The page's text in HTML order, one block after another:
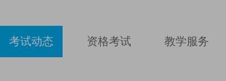
考试方向总结出自己一套
考试动态 资格考试 教学服务